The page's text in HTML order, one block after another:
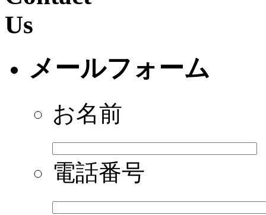
メールフォーム
お名前
電話番号